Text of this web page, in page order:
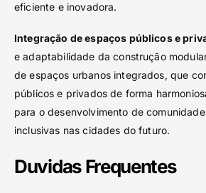
eficiente e inovadora.
Integração de espaços públicos e
e adaptabilidade da construção
de espaços urbanos integrados, que
públicos e privados de forma
para o desenvolvimento de
inclusivas nas cidades do futuro.
Duvidas Frequentes